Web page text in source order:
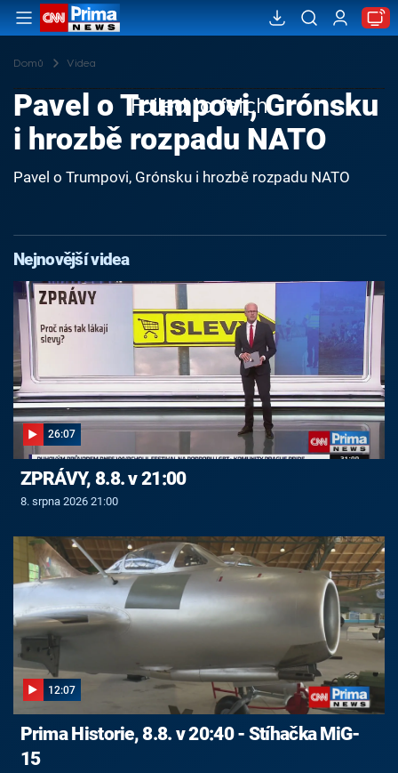
Domů Videa
Failed to fetch
Pavel o Trumpovi, Grónsku
i hrozbě rozpadu NATO
Pavel o Trumpovi, Grónsku i hrozbě rozpadu NATO
Nejnovější videa
26:07
ZPRÁVY, 8.8. v 21:00
8. srpna 2026 21:00
12:07
Prima Historie, 8.8. v 20:40 - Stíhačka MiG-
15